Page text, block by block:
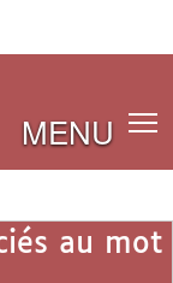
MENU
au mot